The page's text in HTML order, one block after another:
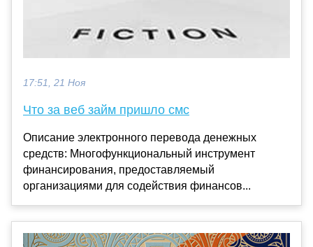
17:51, 21 Ноя
Что за веб займ пришло смс
Описание электронного перевода денежных
средств: Многофункциональный инструмент
финансирования, предоставляемый
организациями для содействия финансов...